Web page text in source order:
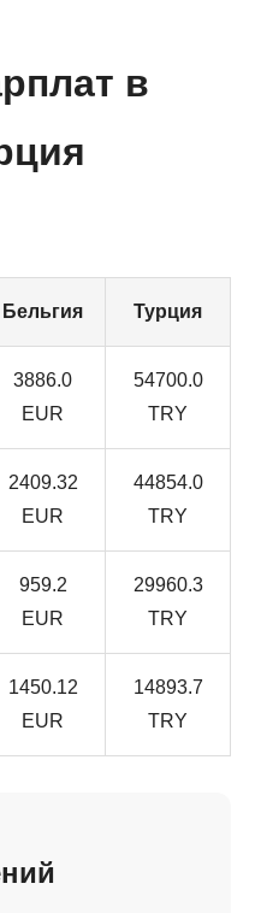
в
Бельгия Турция
3886.0
EUR
54700.0
TRY
2409.32
EUR
44854.0
TRY
959.2
EUR
29960.3
TRY
1450.12
EUR
14893.7
TRY